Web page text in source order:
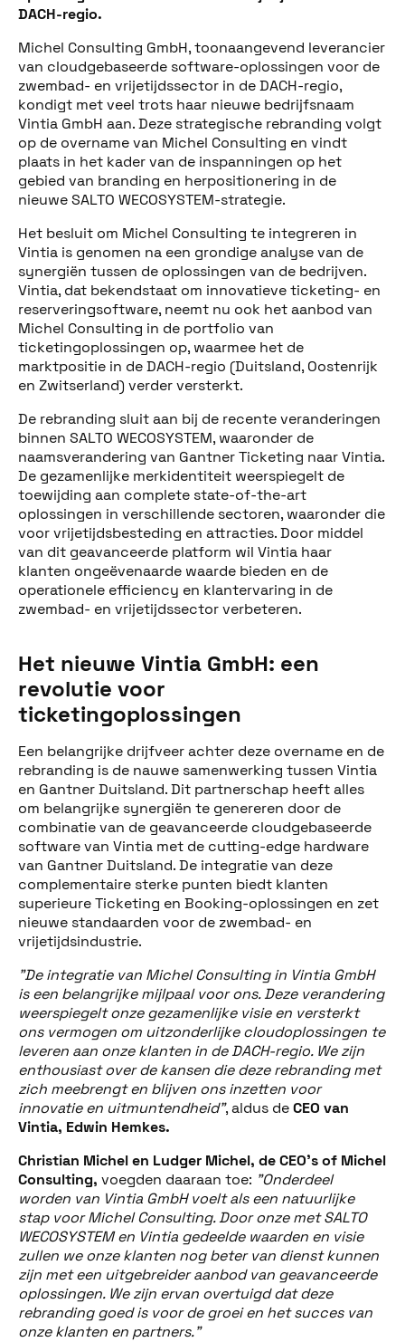
DACH-regio.
Michel Consulting GmbH, toonaangevend leverancier
van cloudgebaseerde software-oplossingen voor de
zwembad- en vrijetijdssector in de DACH-regio,
kondigt met veel trots haar nieuwe bedrijfsnaam
Vintia GmbH aan. Deze strategische rebranding volgt
op de overname van Michel Consulting en vindt
plaats in het kader van de inspanningen op het
gebied van branding en herpositionering in de
nieuwe SALTO WECOSYSTEM-strategie.
Het besluit om Michel Consulting te integreren in
Vintia is genomen na een grondige analyse van de
synergiën tussen de oplossingen van de bedrijven.
Vintia, dat bekendstaat om innovatieve ticketing- en
reserveringsoftware, neemt nu ook het aanbod van
Michel Consulting in de portfolio van
ticketingoplossingen op, waarmee het de
marktpositie in de DACH-regio (Duitsland, Oostenrijk
en Zwitserland) verder versterkt.
De rebranding sluit aan bij de recente veranderingen
binnen SALTO WECOSYSTEM, waaronder de
naamsverandering van Gantner Ticketing naar Vintia.
De gezamenlijke merkidentiteit weerspiegelt de
toewijding aan complete state-of-the-art
oplossingen in verschillende sectoren, waaronder die
voor vrijetijdsbesteding en attracties. Door middel
van dit geavanceerde platform wil Vintia haar
klanten ongeëvenaarde waarde bieden en de
operationele efficiency en klantervaring in de
zwembad- en vrijetijdssector verbeteren.
Het nieuwe Vintia GmbH: een
revolutie voor
ticketingoplossingen
Een belangrijke drijfveer achter deze overname en de
rebranding is de nauwe samenwerking tussen Vintia
en Gantner Duitsland. Dit partnerschap heeft alles
om belangrijke synergiën te genereren door de
combinatie van de geavanceerde cloudgebaseerde
software van Vintia met de cutting-edge hardware
van Gantner Duitsland. De integratie van deze
complementaire sterke punten biedt klanten
superieure Ticketing en Booking-oplossingen en zet
nieuwe standaarden voor de zwembad- en
vrijetijdsindustrie.
"De integratie van Michel Consulting in Vintia GmbH
is een belangrijke mijlpaal voor ons. Deze verandering
weerspiegelt onze gezamenlijke visie en versterkt
ons vermogen om uitzonderlijke cloudoplossingen te
leveren aan onze klanten in de DACH-regio. We zijn
enthousiast over de kansen die deze rebranding met
zich meebrengt en blijven ons inzetten voor
innovatie en uitmuntendheid", aldus deCEO van
Vintia, Edwin Hemkes.
Christian Michel en Ludger Michel, de CEO’s of Michel
Consulting, voegden daaraan toe: "Onderdeel
worden van Vintia GmbH voelt als een natuurlijke
stap voor Michel Consulting. Door onze met SALTO
WECOSYSTEM en Vintia gedeelde waarden en visie
zullen we onze klanten nog beter van dienst kunnen
zijn met een uitgebreider aanbod van geavanceerde
oplossingen. We zijn ervan overtuigd dat deze
rebranding goed is voor de groei en het succes van
onze klanten en partners."
Deel dit bericht